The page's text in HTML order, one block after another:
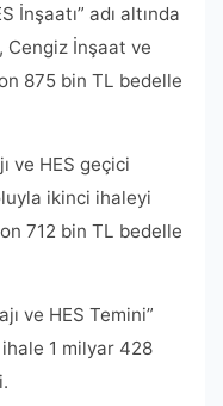
İnşaatı” adı altında
Cengiz İnşaat ve
875 bin TL bedelle
ve HES geçici
ikinci ihaleyi
712 bin TL bedelle
ve HES Temini”
1 milyar 428